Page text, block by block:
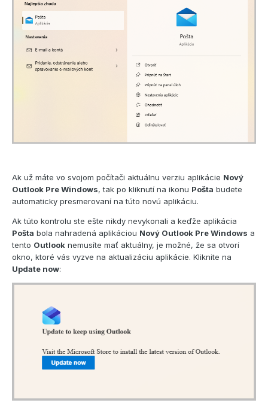
Ak už máte vo svojom počítači aktuálnu verziu aplikácie Nový
Outlook Pre Windows, tak po kliknutí na ikonu Pošta budete
automaticky presmerovaní na túto novú aplikáciu.
Ak túto kontrolu ste ešte nikdy nevykonali a keďže aplikácia
Pošta bola nahradená aplikáciou Nový Outlook Pre Windows a
tento Outlook nemusíte mať aktuálny, je možné, že sa otvorí
okno, ktoré vás vyzve na aktualizáciu aplikácie. Kliknite na
Update now: